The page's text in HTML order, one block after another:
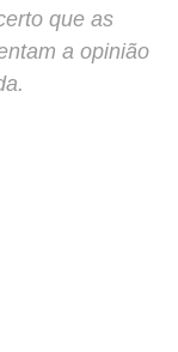
que as
a opinião